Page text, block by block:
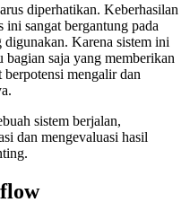
diperhatikan. Keberhasilan
ini sangat bergantung pada
Karena sistem ini
saja yang memberikan
mengalir dan
sistem berjalan,
dan mengevaluasi hasil